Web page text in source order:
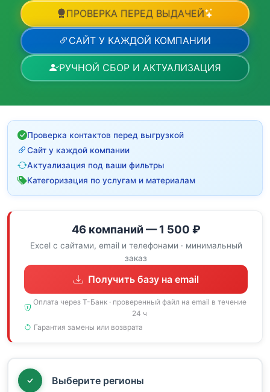
ПРОВЕРКА ПЕРЕД ВЫДАЧЕЙ
САЙТ У КАЖДОЙ КОМПАНИИ
РУЧНОЙ СБОР И АКТУАЛИЗАЦИЯ
Проверка контактов перед выгрузкой
Сайт у каждой компании
Актуализация под ваши фильтры
Категоризация по услугам и материалам
46 компаний — 1 500 ₽
Excel с сайтами, email и телефонами · минимальный
заказ
Получить базу на email
Оплата через Т-Банк · проверенный файл на email в течение
24 ч
Гарантия замены или возврата
Выберите регионы